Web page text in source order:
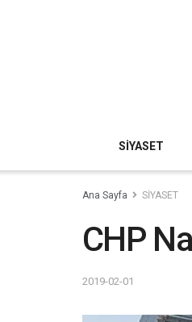
SİYASET
Ana Sayfa SİYASET
CHP
2019-02-01